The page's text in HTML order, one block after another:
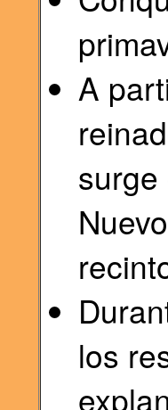
A
los